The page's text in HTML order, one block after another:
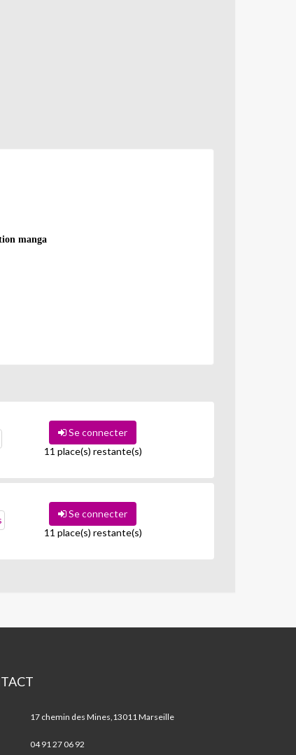
manga
Se connecter
11 place(s) restante(s)
Se connecter
11 place(s) restante(s)
EOURES17 chemin des Mines,13011 Marseille
04 91 27 06 92